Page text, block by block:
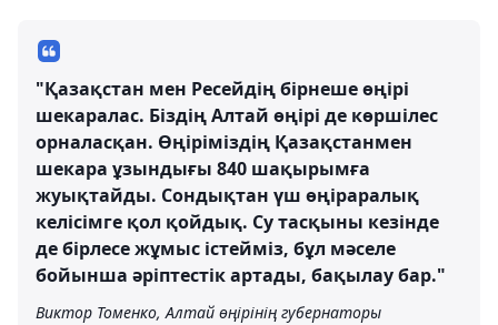
"Қазақстан мен Ресейдің бірнеше өңірі
шекаралас. Біздің Алтай өңірі де көршілес
орналасқан. Өңіріміздің Қазақстанмен
шекара ұзындығы 840 шақырымға
жуықтайды. Сондықтан үш өңіраралық
келісімге қол қойдық. Су тасқыны кезінде
де бірлесе жұмыс істейміз, бұл мәселе
бойынша әріптестік артады, бақылау бар."
Виктор Томенко, Алтай өңірінің губернаторы